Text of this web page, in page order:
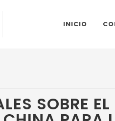
INICIO
SOBRE